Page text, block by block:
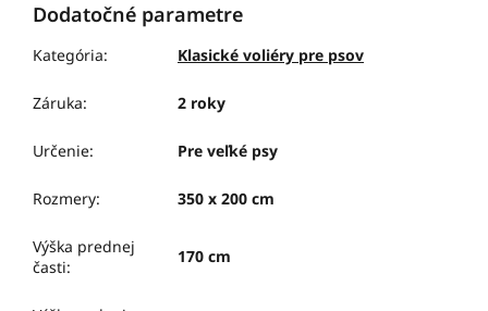
Dodatočné parametre
Kategória: Klasické voliéry pre psov
Záruka: 2 roky
Určenie: Pre veľké psy
Rozmery: 350 x 200 cm
Výška prednej
časti:
170 cm